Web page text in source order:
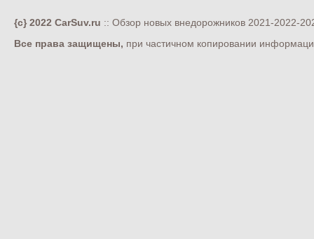
{c} 2022 CarSuv.ru :: Обзор новых внедорожников 2021-2022-
Все права защищены, при частичном копировании